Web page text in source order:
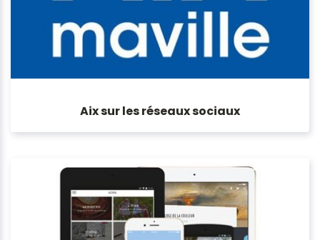
Aix sur les réseaux sociaux